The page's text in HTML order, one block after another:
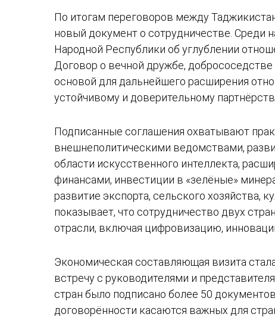
По итогам переговоров между
новый документ о сотрудничестве. Среди
Народной Республики об углублении
Договор о вечной дружбе,
основой для дальнейшего расширения
устойчивому и доверительному
Подписанные соглашения охватывают
внешнеполитическими ведомствами,
области искусственного интеллекта,
финансами, инвестиции в «зелёные»
развитие экспорта, сельского хозяйства,
показывает, что сотрудничество двух
отрасли, включая цифровизацию,
Экономическая составляющая визита
встречу с руководителями и
стран было подписано более 50
договорённости касаются важных для